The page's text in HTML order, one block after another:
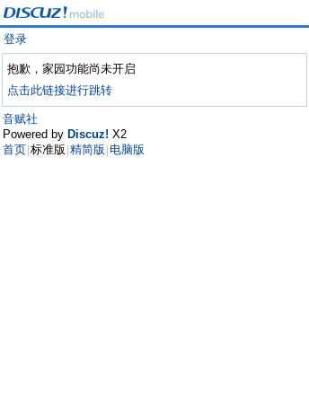
登录
抱歉，家园功能尚未开启
点击此链接进行跳转
音赋社
Powered by Discuz! X2
首页 标准版 精简版 电脑版